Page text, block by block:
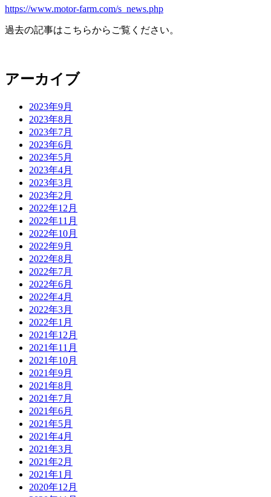
https://www.motor-farm.com/s_news.php
過去の記事はこちらからご覧ください。
アーカイブ
2023年9月
2023年8月
2023年7月
2023年6月
2023年5月
2023年4月
2023年3月
2023年2月
2022年12月
2022年11月
2022年10月
2022年9月
2022年8月
2022年7月
2022年6月
2022年4月
2022年3月
2022年1月
2021年12月
2021年11月
2021年10月
2021年9月
2021年8月
2021年7月
2021年6月
2021年5月
2021年4月
2021年3月
2021年2月
2021年1月
2020年12月